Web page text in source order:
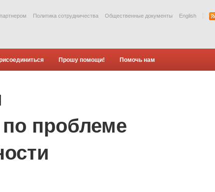
Политика сотрудничества Общественные документы English
Прошу помощи! Помочь нам
проблеме